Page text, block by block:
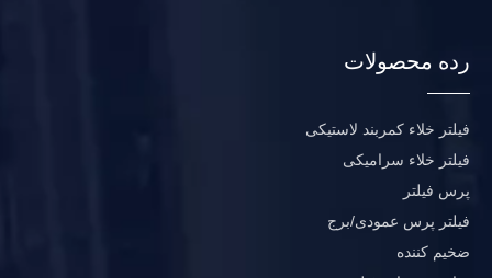
رده محصولات
فیلتر خلاء کمربند لاستیکی
فیلتر خلاء سرامیکی
پرس فیلتر
فیلتر پرس عمودی/برج
ضخیم کننده